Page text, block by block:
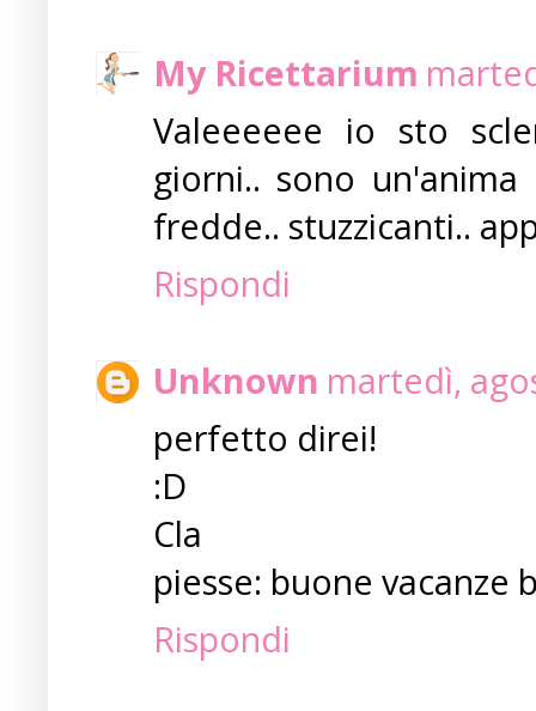
My Ricettarium
Valeeeeee io sto
giorni.. sono
fredde.. stuzzicanti..
Rispondi
Unknown martedì,
perfetto direi!
:D
Cla
piesse: buone vacanze
Rispondi